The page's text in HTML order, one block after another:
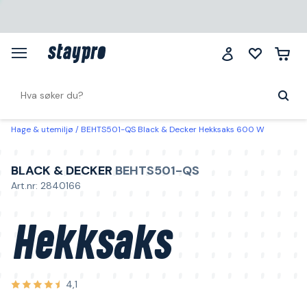
Hage & utemiljø BEHTS501-QS Black & Decker Hekksaks 600 W
BLACK & DECKER BEHTS501-QS
Art.nr: 2840166
Hekksaks
4,1